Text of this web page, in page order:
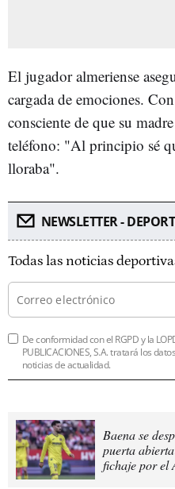
El jugador almeriense
cargada de emociones.
consciente de que su madre
teléfono: "Al principio sé
lloraba".
NEWSLETTER -
Todas las noticias
De conformidad con el RGPD y la
PUBLICACIONES, S.A. tratará los
noticias de actualidad.
Baena se
puerta
fichaje por el